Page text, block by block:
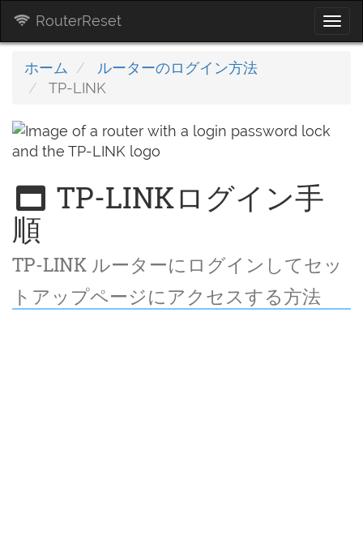
RouterReset
ホーム
ルーターのログイン方法
TP-LINK
TP-LINKログイン手
順
TP-LINK ルーターにログインしてセッ
トアップページにアクセスする方法